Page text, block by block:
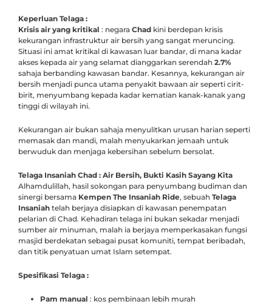
Keperluan Telaga :
Krisis air yang kritikal : negara Chad kini berdepan krisis
kekurangan infrastruktur air bersih yang sangat meruncing.
Situasi ini amat kritikal di kawasan luar bandar, di mana kadar
akses kepada air yang selamat dianggarkan serendah 2.7%
sahaja berbanding kawasan bandar. Kesannya, kekurangan air
bersih menjadi punca utama penyakit bawaan air seperti cirit-
birit, menyumbang kepada kadar kematian kanak-kanak yang
tinggi di wilayah ini.
Kekurangan air bukan sahaja menyulitkan urusan harian seperti
memasak dan mandi, malah menyukarkan jemaah untuk
berwuduk dan menjaga kebersihan sebelum bersolat.
Telaga Insaniah Chad : Air Bersih, Bukti Kasih Sayang Kita
Alhamdulillah, hasil sokongan para penyumbang budiman dan
sinergi bersama Kempen The Insaniah Ride, sebuah Telaga
Insaniah telah berjaya disiapkan di kawasan penempatan
pelarian di Chad. Kehadiran telaga ini bukan sekadar menjadi
sumber air minuman, malah ia berjaya memperkasakan fungsi
masjid berdekatan sebagai pusat komuniti, tempat beribadah,
dan titik penyatuan umat Islam setempat.
Spesifikasi Telaga :
Pam manual : kos pembinaan lebih murah